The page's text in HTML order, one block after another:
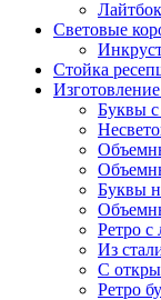
Световые
Стойка
Буквы с
Буквы
Ретро с
Из
С
Ретро